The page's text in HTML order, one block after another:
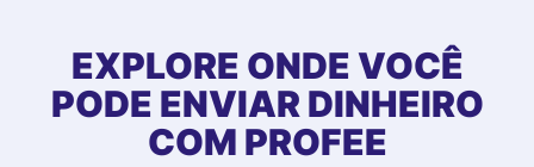
first started
app, and they
quick to provide
and helpful
EXPLORE ONDE VOCÊ
PODE ENVIAR DINHEIRO
COM PROFEE